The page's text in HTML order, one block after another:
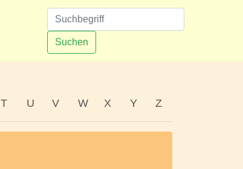
Suchen
T U V W X Y Z